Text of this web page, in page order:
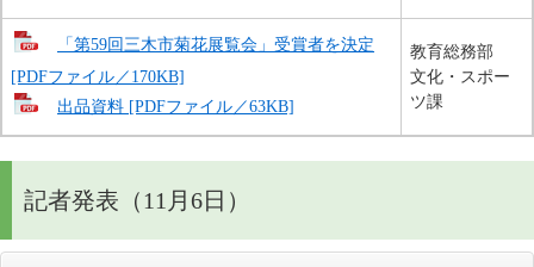
「第59回三木市菊花展覧会」受賞者を決定
[PDFファイル／170KB]
出品資料 [PDFファイル／63KB]
教育総務部
文化・スポー
ツ課
記者発表（11月6日）